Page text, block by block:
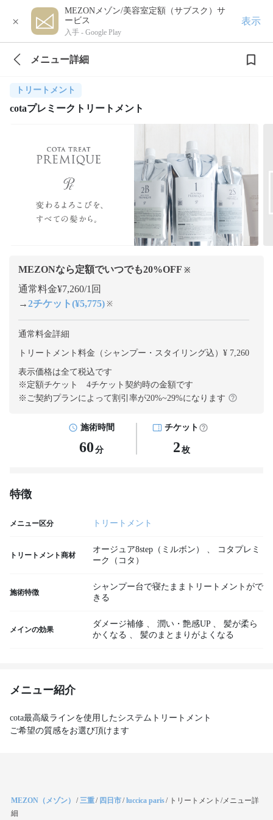
×
MEZONメゾン/美容室定額（サブスク）サ
ービス
入手 - Google Play
表示
メニュー詳細
トリートメント
cotaプレミークトリートメント
MEZONなら定額でいつでも20%OFF ※
通常料金¥7,260/1回
→2チケット(¥5,775) ※
通常料金詳細
トリートメント料金（シャンプー・スタイリング込）¥ 7,260
表示価格は全て税込です
※定額チケット 4チケット契約時の金額です
※ご契約プランによって割引率が20%~29%になります
施術時間
60 分
チケット
2 枚
特徴
メニュー区分 トリートメント
トリートメント商材
オージュア8step（ミルボン） 、
コタプレミ
ーク（コタ）
施術特徴
シャンプー台で寝たままトリートメントがで
きる
メインの効果
ダメージ補修 、 潤い・艶感UP 、
髪が柔ら
かくなる 、 髪のまとまりがよくなる
メニュー紹介
cota最高級ラインを使用したシステムトリートメント
ご希望の質感をお選び頂けます
MEZON（メゾン） /三重/ 四日市/luccica paris/ トリートメント/メニュー詳
細